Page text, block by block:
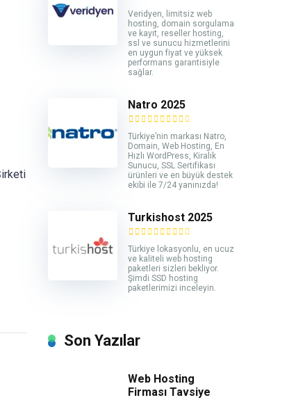
Veridyen, limitsiz web
hosting, domain sorgulama
ve kayıt, reseller hosting,
ssl ve sunucu hizmetlerini
en uygun fiyat ve yüksek
performans garantisiyle
sağlar.
Natro 2025
Türkiye’nin markası Natro,
Domain, Web Hosting, En
Hızlı WordPress, Kiralık
Sunucu, SSL Sertifikası
ürünleri ve en büyük destek
ekibi ile 7/24 yanınızda!
Turkishost 2025
Türkiye lokasyonlu, en ucuz
ve kaliteli web hosting
paketleri sizleri bekliyor.
Şimdi SSD hosting
paketlerimizi inceleyin.
Son Yazılar
Web Hosting
Firması Tavsiye